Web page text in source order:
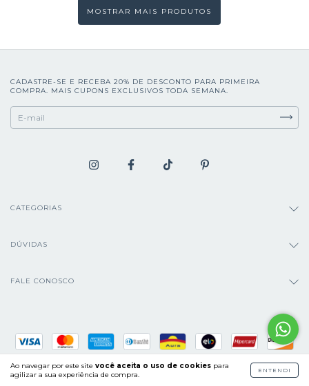
Ao navegar por este site você aceita o uso de cookies para
agilizar a sua experiência de compra.
ENTENDI
MOSTRAR MAIS PRODUTOS
CADASTRE-SE E RECEBA 20% DE DESCONTO PARA PRIMEIRA
COMPRA. MAIS CUPONS EXCLUSIVOS TODA SEMANA.
CATEGORIAS
DÚVIDAS
FALE CONOSCO